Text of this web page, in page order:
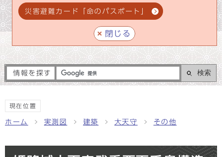
災害避難カード「命のパスポート」
閉じる
情報を探す 検索
現在位置
ホーム 実測図 建築 大天守 その他